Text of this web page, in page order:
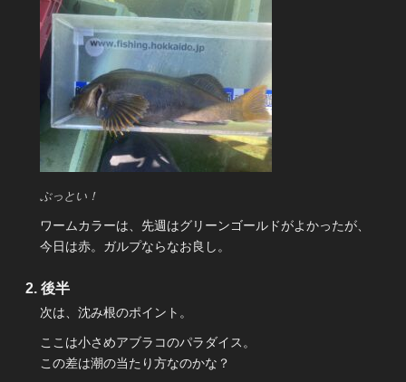
ぶっとい！
ワームカラーは、先週はグリーンゴールドがよかったが、
今日は赤。ガルプならなお良し。
後半
次は、沈み根のポイント。
ここは小さめアブラコのパラダイス。
この差は潮の当たり方なのかな？